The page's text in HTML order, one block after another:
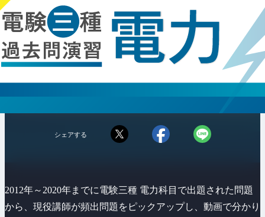
シェアする
2012年～2020年までに電験三種 電力科目で出題された問題
から、現役講師が頻出問題をピックアップし、動画で分かり